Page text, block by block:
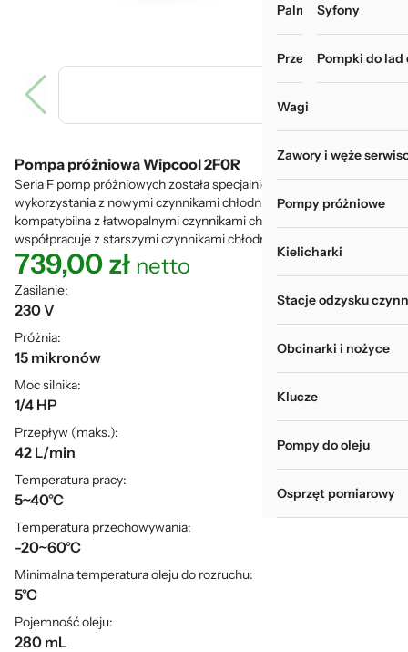
Myjki do rur i
Palniki i zgrzewarki
Przechowywanie
Wagi
Zawory i węże
Pompy próżniowe
Kielicharki
Stacje odzysku
Obcinarki i nożyce
Klucze
Pompy do oleju
Osprzęt pomiarowy
Syfony
Pompki do lad
Pompa próżniowa Wipcool 2F0R
Seria F pomp próżniowych została specjalnie zaprojektowana do
wykorzystania z nowymi czynnikami chłodniczymi, jest
kompatybilna z łatwopalnymi czynnikami chłodniczymi i
współpracuje z starszymi czynnikami chłodniczymi.
739,00zł netto
Zasilanie:
230 V
Próżnia:
15 mikronów
Moc silnika:
1/4 HP
Przepływ (maks.):
42 L/min
Temperatura pracy:
5~40°C
Temperatura przechowywania:
-20~60°C
Minimalna temperatura oleju do rozruchu:
5°C
Pojemność oleju:
280 mL